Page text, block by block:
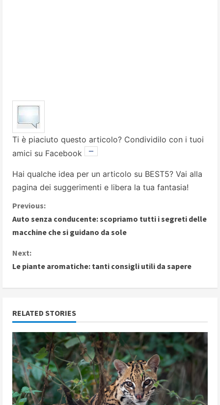
Ti è piaciuto questo articolo? Condividilo con i tuoi
amici su Facebook
Hai qualche idea per un articolo su BEST5? Vai alla
pagina dei suggerimenti e libera la tua fantasia!
C
o
n
t
i
n
u
e
R
e
Previous:
Auto senza conducente: scopriamo tutti i segreti delle
macchine che si guidano da sole
Next:
Le piante aromatiche: tanti consigli utili da sapere
RELATED STORIES